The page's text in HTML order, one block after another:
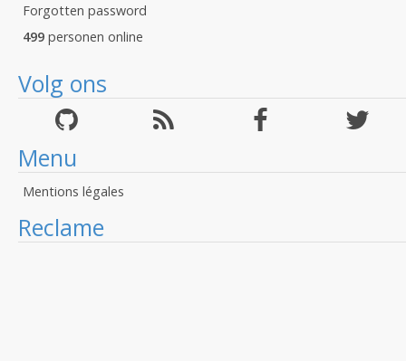
Forgotten password
499 personen online
Volg ons
Menu
Mentions légales
Reclame